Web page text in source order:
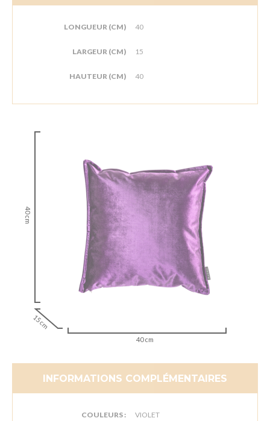
LONGUEUR (CM) 40
LARGEUR (CM) 15
HAUTEUR (CM) 40
40 cm
15 cm
40 cm
INFORMATIONS COMPLÉMENTAIRES
COULEURS : VIOLET